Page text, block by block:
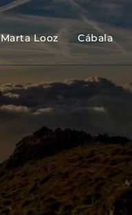
Marta Looz Cábala